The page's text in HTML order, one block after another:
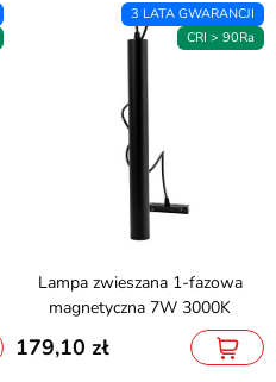
3 LATA GWARANCJI
CRI > 90Ra
Lampa zwieszana 1-fazowa
magnetyczna 7W 3000K
179,10